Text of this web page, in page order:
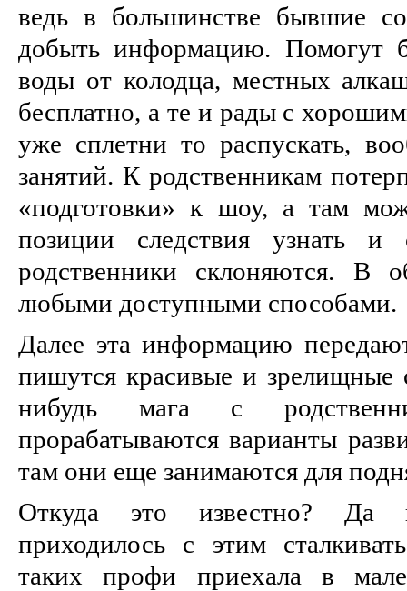
ведь в большинстве бывшие
добыть информацию. Помогут
воды от колодца, местных
бесплатно, а те и рады с
уже сплетни то распускать,
занятий. К родственникам
«подготовки» к шоу, а там
позиции следствия узнать
родственники склоняются. В
любыми доступными способами.
Далее эта информацию
пишутся красивые и зрелищные
нибудь мага с
прорабатываются варианты
там они еще занимаются для
Откуда это известно? Да
приходилось с этим
таких профи приехала в